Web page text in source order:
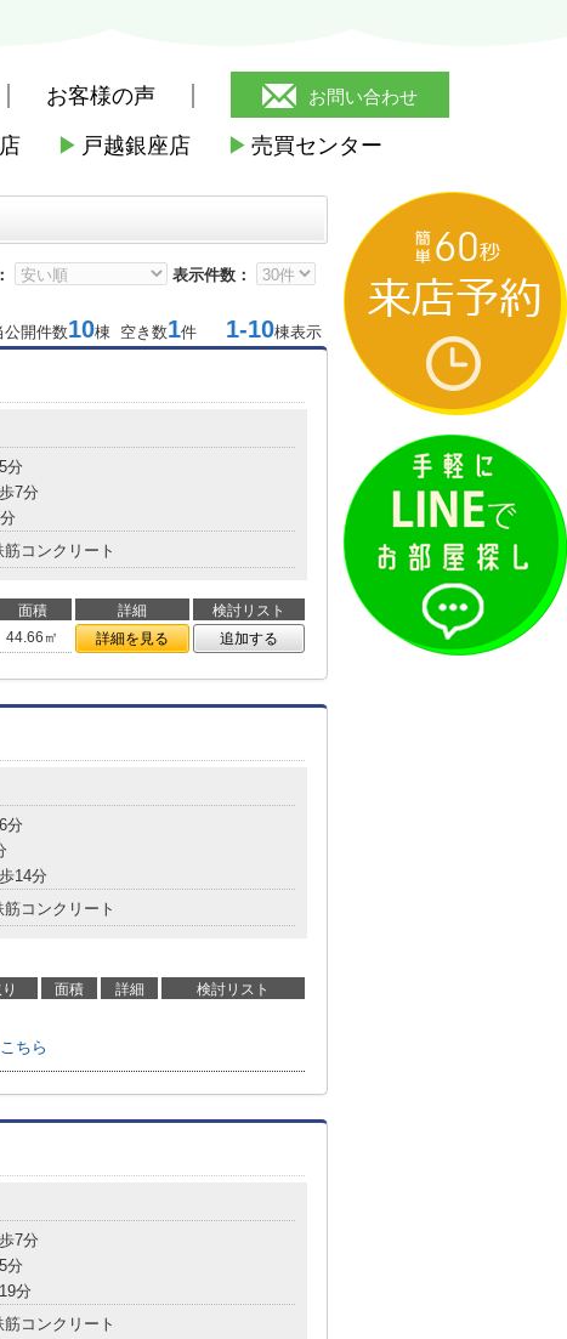
お客様の声 お問い合わせ
▶ 戸越銀座店 ▶ 売買センター
> ローソン西小山駅ビル店
ローソン西
表示件数：
公開件数10棟 空き数1件 1-10棟表示
分
7分
筋コンクリート
面積 詳細
検討リスト
44.66㎡ 詳細を見る 追加する
分
14分
筋コンクリート
面積 詳細 検討リスト
ちら
7分
分
分
筋コンクリート